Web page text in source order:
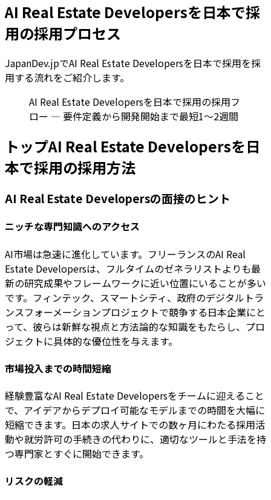
AI Real Estate Developersを日本で採
用の採用プロセス
JapanDev.jpでAI Real Estate Developersを日本で採用を採
用する流れをご紹介します。
AI Real Estate Developersを日本で採用の採用フ
ロー — 要件定義から開発開始まで最短1〜2週間
トップAI Real Estate Developersを日
本で採用の採用方法
AI Real Estate Developersの面接のヒント
ニッチな専門知識へのアクセス
AI市場は急速に進化しています。フリーランスのAI Real
Estate Developersは、フルタイムのゼネラリストよりも最
新の研究成果やフレームワークに近い位置にいることが多い
です。フィンテック、スマートシティ、政府のデジタルトラ
ンスフォーメーションプロジェクトで競争する日本企業にと
って、彼らは新鮮な視点と方法論的な知識をもたらし、プロ
ジェクトに具体的な優位性を与えます。
市場投入までの時間短縮
経験豊富なAI Real Estate Developersをチームに迎えること
で、アイデアからデプロイ可能なモデルまでの時間を大幅に
短縮できます。日本の求人サイトでの数ヶ月にわたる採用活
動や就労許可の手続きの代わりに、適切なツールと手法を持
つ専門家とすぐに開始できます。
リスクの軽減